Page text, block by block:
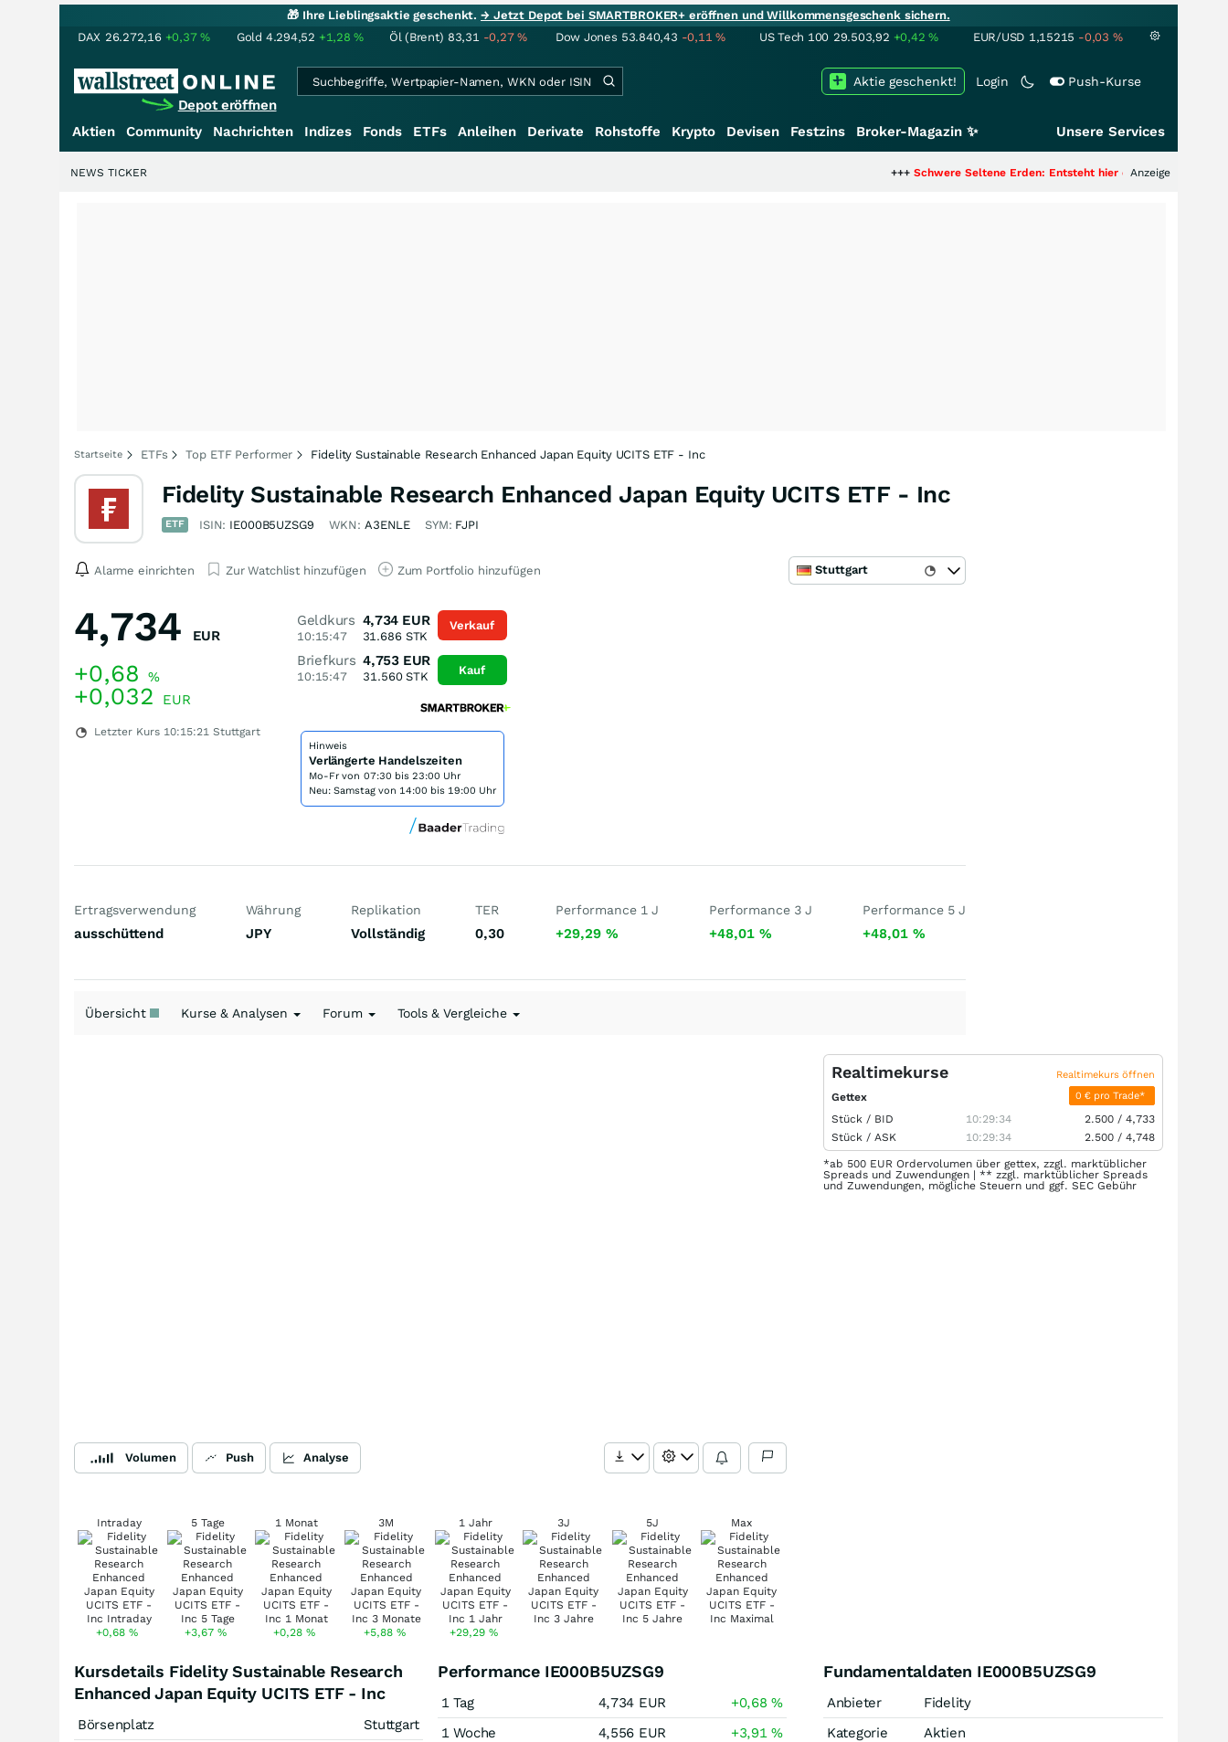
🎁 Ihre Lieblingsaktie geschenkt.→ Jetzt Depot bei SMARTBROKER+ eröffnen und Willkommensgeschenk sichern.
DAX 26.272,16 +0,37% Gold 4.294,52 +1,28% Öl (Brent) 83,31 -0,27% Dow Jones 53.840,43 -0,11% US Tech 100 29.503,92 +0,42% EUR/USD 1,15215 -0,03 %
Depot eröffnen
Login Push-Kurse
Aktie geschenkt!
Aktien Community Nachrichten Indizes Fonds ETFs Anleihen Derivate Rohstoffe Krypto Devisen Festzins Broker-Magazin ✨ Unsere Services
Schwere Seltene Erden: Entsteht hier die nächste Milliardenstory?
Anzeige
NEWS TICKER
Startseite ETFs Top ETF Performer Fidelity Sustainable Research Enhanced Japan Equity UCITS ETF - Inc
Fidelity Sustainable Research Enhanced Japan Equity UCITS ETF - Inc
ETF ISIN: IE000B5UZSG9 WKN: A3ENLE SYM: FJPI
Alarme einrichten Zur Watchlist hinzufügen Zum Portfolio hinzufügen Stuttgart
4,734 EUR
+0,68 %
+0,032 EUR
Letzter Kurs 10:15:21 Stuttgart
Geldkurs
10:15:47
4,734 EUR
31.686STK
Briefkurs
10:15:47
4,753 EUR
31.560STK
Verkauf
Kauf
Hinweis
Verlängerte Handelszeiten
Mo-Fr von 07:30 bis 23:00 Uhr
Neu: Samstag von 14:00 bis 19:00 Uhr
Ertragsverwendung
ausschüttend
Währung
JPY
Replikation
Vollständig
TER
0,30
Performance 1 J
+29,29 %
Performance 3 J
+48,01 %
Performance 5 J
+48,01 %
Übersicht Kurse & Analysen Forum Tools & Vergleiche
Volumen Push Analyse
Intraday
+0,68%
5 Tage
+3,67%
1 Monat
+0,28%
3M
+5,88 %
1 Jahr
+29,29 %
3J 5J Max
Realtimekurse Realtimekurs öffnen
Gettex 0 € pro Trade*
Stück / BID 10:29:34 2.500 / 4,733
Stück / ASK 10:29:34 2.500 / 4,748
*ab 500 EUR Ordervolumen über gettex, zzgl. marktüblicher
Spreads und Zuwendungen | ** zzgl. marktüblicher Spreads
und Zuwendungen, mögliche Steuern und ggf. SEC Gebühr
Kursdetails Fidelity Sustainable Research
Enhanced Japan Equity UCITS ETF - Inc
Börsenplatz
Stuttgart
Performance IE000B5UZSG9
1 Tag 4,734 EUR +0,68%
1 Woche
4,556 EUR +3,91%
Fundamentaldaten IE000B5UZSG9
Anbieter
Fidelity
Kategorie
Aktien